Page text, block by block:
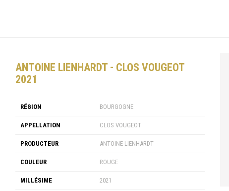
ANTOINE LIENHARDT - CLOS VOUGEOT
2021
RÉGION BOURGOGNE
APPELLATION CLOS VOUGEOT
PRODUCTEUR ANTOINE LIENHARDT
COULEUR ROUGE
MILLÉSIME 2021